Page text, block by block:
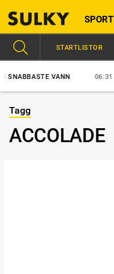
SPORT
VANN 06:31
STARTLISTOR
Tagg
ACCOLADE